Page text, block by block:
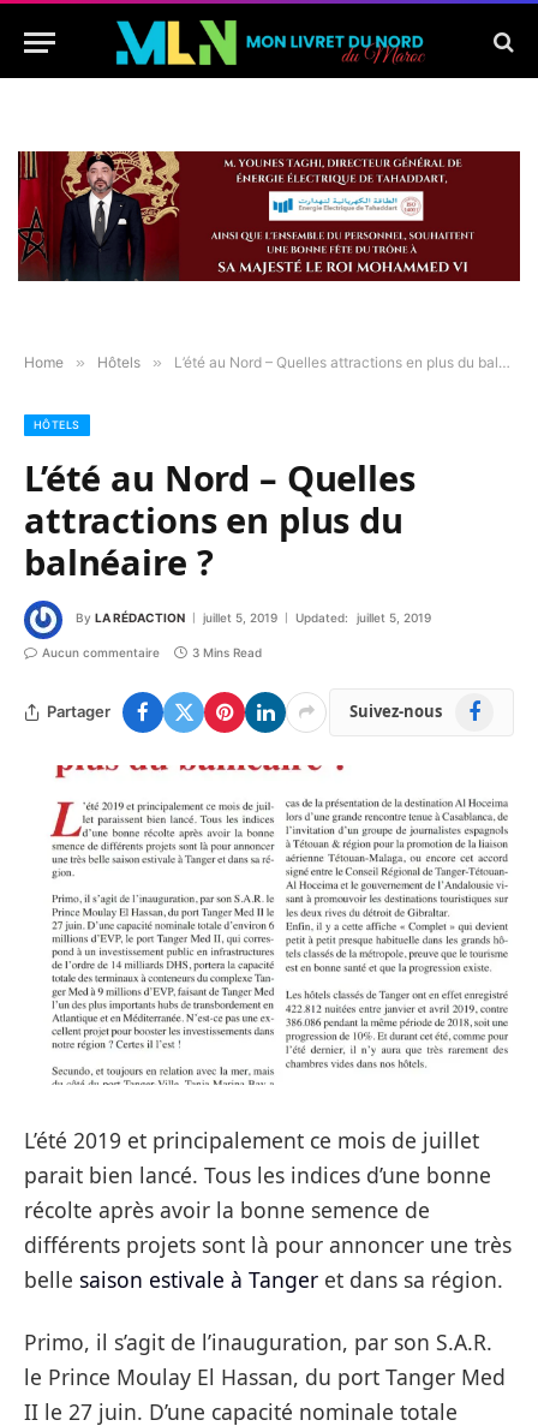
Home » Hôtels » L’été au Nord – Quelles attractions en plus du balnéaire ?
HÔTELS
L’été au Nord – Quelles
attractions en plus du
balnéaire ?
By LA RÉDACTION juillet 5, 2019 Updated: juillet 5, 2019
Aucun commentaire 3 Mins Read
Partager Suivez-nous Facebook
L’été 2019 et principalement ce mois de juillet
parait bien lancé. Tous les indices d’une bonne
récolte après avoir la bonne semence de
différents projets sont là pour annoncer une très
belle saison estivale à Tanger et dans sa région.
Primo, il s’agit de l’inauguration, par son S.A.R.
le Prince Moulay El Hassan, du port Tanger Med
II le 27 juin. D’une capacité nominale totale